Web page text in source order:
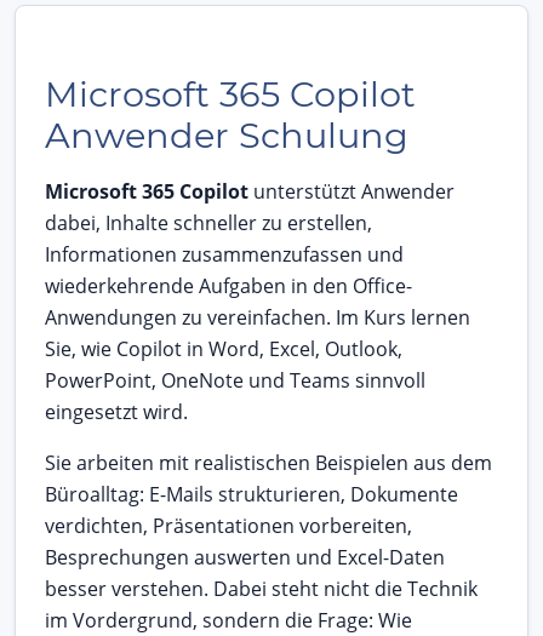
Microsoft 365 Copilot
Anwender Schulung
Microsoft 365 Copilot unterstützt Anwender
dabei, Inhalte schneller zu erstellen,
Informationen zusammenzufassen und
wiederkehrende Aufgaben in den Office-
Anwendungen zu vereinfachen. Im Kurs lernen
Sie, wie Copilot in Word, Excel, Outlook,
PowerPoint, OneNote und Teams sinnvoll
eingesetzt wird.
Sie arbeiten mit realistischen Beispielen aus dem
Büroalltag: E-Mails strukturieren, Dokumente
verdichten, Präsentationen vorbereiten,
Besprechungen auswerten und Excel-Daten
besser verstehen. Dabei steht nicht die Technik
im Vordergrund, sondern die Frage: Wie